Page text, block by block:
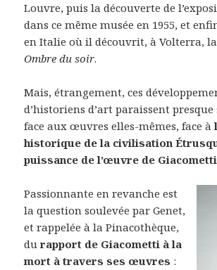
Louvre, puis la découverte de
dans ce même musée en 1955, et
en Italie où il découvrit, à Volterra,
Ombre du soir.
Mais, étrangement, ces
d’historiens d’art paraissent
face aux œuvres elles-mêmes, face à
historique de la civilisation
puissance de l’œuvre de Giacometti
Passionnante en revanche est
la question soulevée par Genet,
et rappelée à la Pinacothèque,
durapport de Giacometti à la
mort à travers ses œuvres :